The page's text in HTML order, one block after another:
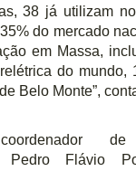
, 38 já utilizam
do mercado
ção em Massa,
étrica do mundo,
Belo Monte”,
Pedro Flávio